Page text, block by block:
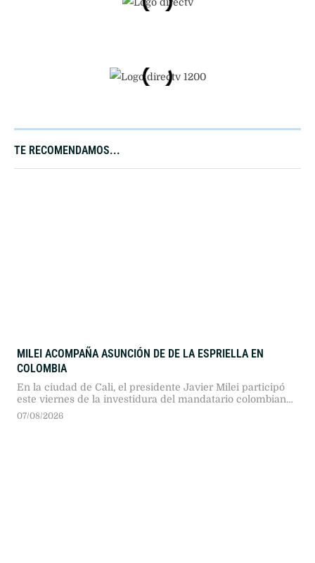
TE RECOMENDAMOS...
MILEI ACOMPAÑA ASUNCIÓN DE DE LA ESPRIELLA EN
COLOMBIA
En la ciudad de Cali, el presidente Javier Milei participó
este viernes de la investidura del mandatario colombiano
Abelardo De La Espriella, con el objetivo de consolidar un
bloque regional enfocado en la libertad económica y la
07/08/2026